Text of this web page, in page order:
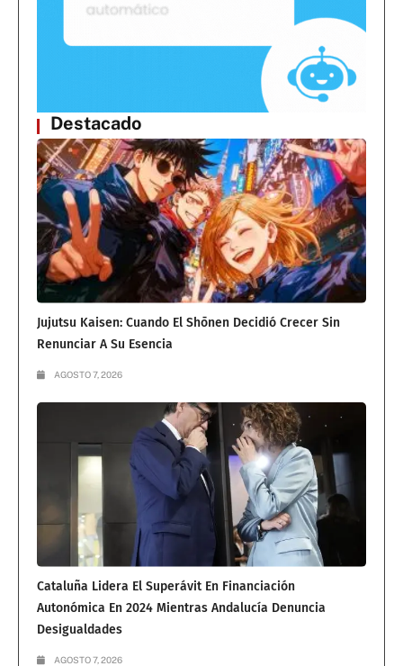
Destacado
Jujutsu Kaisen: Cuando El Shōnen Decidió Crecer Sin
Renunciar A Su Esencia
AGOSTO 7, 2026
Cataluña Lidera El Superávit En Financiación
Autonómica En 2024 Mientras Andalucía Denuncia
Desigualdades
AGOSTO 7, 2026